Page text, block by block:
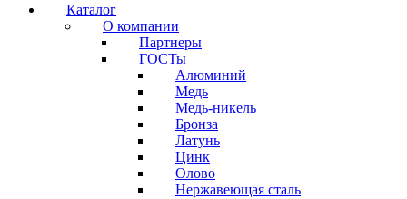
Каталог
О компании
Партнеры
ГОСТы
Алюминий
Медь
Медь-никель
Бронза
Латунь
Цинк
Олово
Нержавеющая сталь